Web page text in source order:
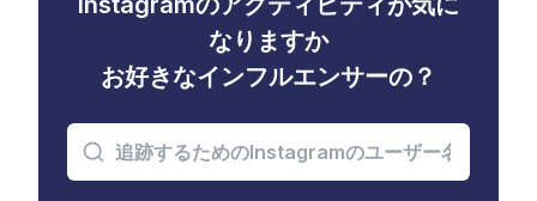
なりますか
お好きなインフルエンサーの？